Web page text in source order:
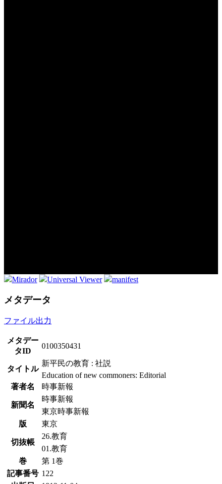
Mirador Universal Viewer manifest
メタデータ
ファイル出力
メタデー
タID
0100350431
タイトル
新平民の教育 : 社説
Education of new commoners: Editorial
著者名
時事新報
新聞名
時事新報
東京時事新報
版
東京
切抜帳
26.教育
01.教育
巻
第 1巻
記事番号 122